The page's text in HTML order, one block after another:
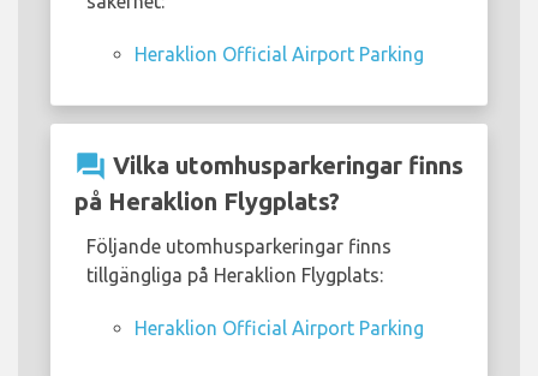
Heraklion Official Airport Parking
question_answer Vilka utomhusparkeringar finns
på Heraklion Flygplats?
Följande utomhusparkeringar finns
tillgängliga på Heraklion Flygplats:
Heraklion Official Airport Parking